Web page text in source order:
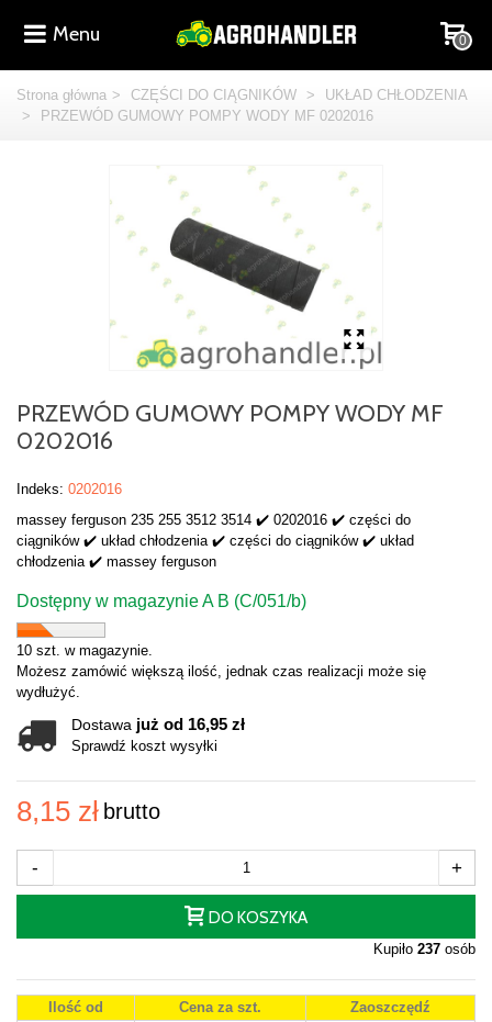
Menu 0
Strona główna > CZĘŚCI DO CIĄGNIKÓW >
UKŁAD CHŁODZENIA
>
PRZEWÓD GUMOWY POMPY WODY MF 0202016
PRZEWÓD GUMOWY POMPY WODY MF
0202016
Indeks: 0202016
massey ferguson 235 255 3512 3514 ✔️ 0202016 ✔️ części do
ciągników ✔️ układ chłodzenia ✔️ części do ciągników ✔️ układ
chłodzenia ✔️ massey ferguson
Dostępny w magazynie A B (C/051/b)
10 szt. w magazynie.
Możesz zamówić większą ilość, jednak czas realizacji może się
wydłużyć.
Dostawa już od 16,95 zł
Sprawdź koszt wysyłki
8,15 zł brutto
- +
DO KOSZYKA
Kupiło 237 osób
Ilość od Cena za szt.
Zaoszczędź